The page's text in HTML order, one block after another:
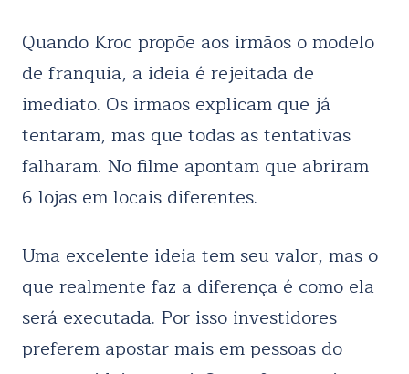
Quando Kroc propõe aos irmãos o modelo
de franquia, a ideia é rejeitada de
imediato. Os irmãos explicam que já
tentaram, mas que todas as tentativas
falharam. No filme apontam que abriram
6 lojas em locais diferentes.
Uma excelente ideia tem seu valor, mas o
que realmente faz a diferença é como ela
será executada. Por isso investidores
preferem apostar mais em pessoas do